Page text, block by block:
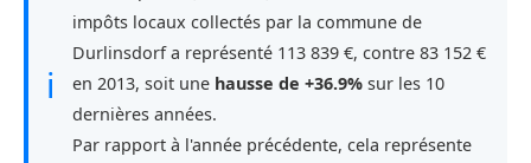
ℹ
impôts locaux collectés par la commune de
Durlinsdorf a représenté 113 839 €, contre 83 152 €
en 2013, soit une hausse de +36.9% sur les 10
dernières années.
Par rapport à l'année précédente, cela représente